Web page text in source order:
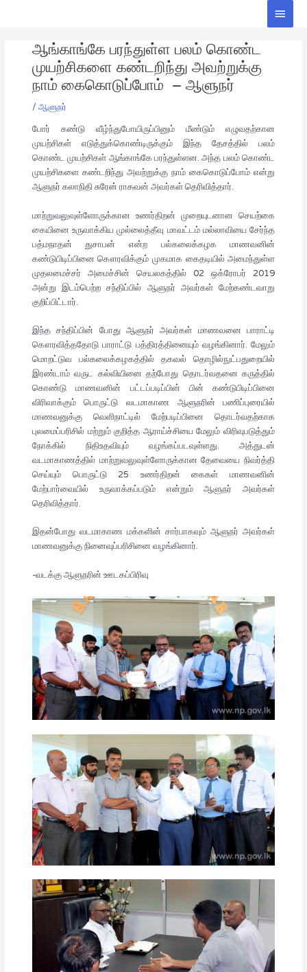
Main
ஆங்காங்கே பரந்துள்ள பலம் கொண்ட
முயற்சிகளை கண்டறிந்து அவற்றுக்கு
நாம் கைகொடுப்போம் – ஆளுநர்
/ ஆளுநர்
போர் கண்டு வீழ்ந்துபோயிருப்பினும் மீண்டும் எழுவதற்கான
முயற்சிகள் எடுத்துக்கொண்டிருக்கும் இந்த தேசத்தில் பலம்
கொண்ட முயற்சிகள் ஆங்காங்கே பரந்துள்ளன. அந்த பலம் கொண்ட
முயற்சிகளை கண்டறிந்து அவற்றுக்கு நாம் கைகொடுப்போம் என்று
ஆளுநர் கலாநிதி சுரேன் ராகவன் அவர்கள் தெரிவித்தார்.
மாற்றுவலுவுள்ளோருக்கான உணர்திறன் முறையுடனான செயற்கை
கையினை உருவாக்கிய முல்லைத்தீவு மாவட்டம் மல்லாவியை சேர்ந்த
பத்மநாதன் துசாபன் என்ற பல்கலைக்கழக மாணவனின்
கண்டுபிடிப்பினை கௌரவிக்கும் முகமாக கைதடியில் அமைந்துள்ள
முதலமைச்சர் அமைச்சின் செயலகத்தில் 02 ஒக்ரோபர் 2019
அன்று இடம்பெற்ற சந்திப்பில் ஆளுநர் அவர்கள் மேற்கண்டவாறு
குறிப்பிட்டார்.
இந்த சந்திப்பின் போது ஆளுநர் அவர்கள் மாணவனை பாராட்டி
கௌரவித்ததோடு பாராட்டு பத்திரத்தினையும் வழங்கினார். மேலும்
மொறட்டுவ பல்கலைக்கழகத்தில் தகவல் தொழில்நுட்பதுறையில்
இரண்டாம் வருட கல்வியினை தற்போது தொடர்வதனை கருத்தில்
கொண்டு மாணவனின் பட்டப்படிப்பின் பின் கண்டுபிடிப்பினை
விரிவாக்கும் பொருட்டு வடமாகாண ஆளுநரின் பணிப்புரையில்
மாணவனுக்கு வெளிநாட்டில் மேற்படிப்பினை தொடர்வதற்காக
புலமைப்பரிசில் மற்றும் குறித்த ஆராய்ச்சியை மேலும் விரிவுபடுத்தும்
நோக்கில் நிதிஉதவியும் வழங்கப்படவுள்ளது. அத்துடன்
வடமாகாணத்தில் மாற்றுவலுவுள்ளோருக்கான தேவையை நிவர்த்தி
செய்யும் பொருட்டு 25 உணர்திறன் கைகள் மாணவனின்
மேற்பார்வையில் உருவாக்கப்படும் என்றும் ஆளுநர் அவர்கள்
தெரிவித்தார்.
இதன்போது வடமாகாண மக்களின் சார்பாகவும் ஆளுநர் அவர்கள்
மாணவனுக்கு நினைவுப்பரிசினை வழங்கினார்.
-வடக்கு ஆளுநரின் ஊடகப்பிரிவு
navigation